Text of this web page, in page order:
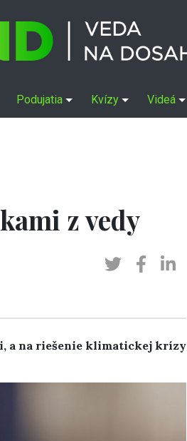
Podujatia Kvízy Videá
z vedy
a na riešenie klimatickej krízy